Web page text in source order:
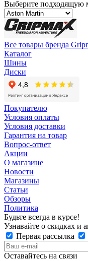
Выберите подходящую
Все товары бренда
Каталог
Шины
Диски
Покупателю
Условия оплаты
Условия доставки
Гарантия на товар
Вопрос-ответ
Акции
О магазине
Новости
Магазины
Статьи
Обзоры
Политика
Будьте всегда в курсе!
Узнавайте о скидках и
Первая рассылка
Оставайтесь на связи